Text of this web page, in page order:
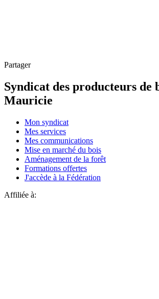
Partager
Syndicat des producteurs de
Mauricie
Mon syndicat
Mes services
Mes communications
Mise en marché du bois
Aménagement de la forêt
Formations offertes
J'accède à la Fédération
Affiliée à: